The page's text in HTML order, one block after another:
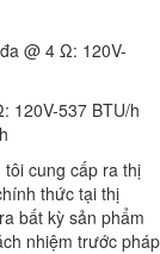
@ 4 Ω: 120V-
120V-537 BTU/h
cung cấp ra thị
thức tại thị
bất kỳ sản phẩm
nhiệm trước pháp